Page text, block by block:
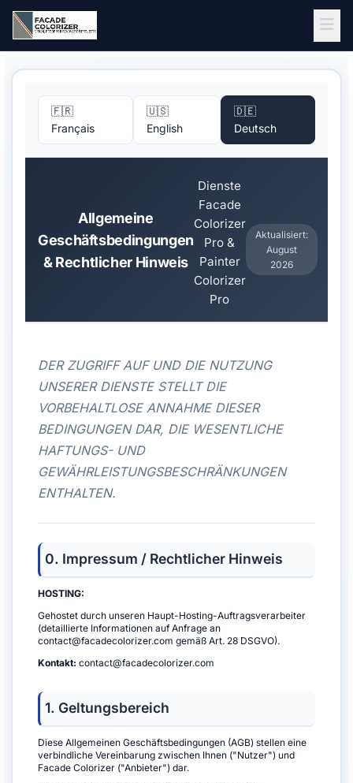
Zum Hauptinhalt springen
🇫🇷
Français
🇺🇸
English
🇩🇪
Deutsch
Allgemeine
Geschäftsbedingungen
& Rechtlicher Hinweis
Dienste
Facade
Colorizer
Pro &
Painter
Colorizer
Pro
Aktualisiert:
August
2026
DER ZUGRIFF AUF UND DIE NUTZUNG
UNSERER DIENSTE STELLT DIE
VORBEHALTLOSE ANNAHME DIESER
BEDINGUNGEN DAR, DIE WESENTLICHE
HAFTUNGS- UND
GEWÄHRLEISTUNGSBESCHRÄNKUNGEN
ENTHALTEN.
0. Impressum / Rechtlicher Hinweis
HOSTING:
Gehostet durch unseren Haupt-Hosting-Auftragsverarbeiter
(detaillierte Informationen auf Anfrage an
contact@facadecolorizer.com gemäß Art. 28 DSGVO).
Kontakt: contact@facadecolorizer.com
1. Geltungsbereich
Diese Allgemeinen Geschäftsbedingungen (AGB) stellen eine
verbindliche Vereinbarung zwischen Ihnen ("Nutzer") und
Facade Colorizer ("Anbieter") dar.